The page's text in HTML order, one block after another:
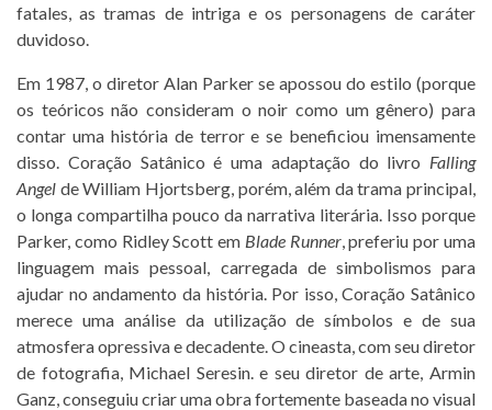
fatales, as tramas de intriga e os personagens de caráter
duvidoso.
Em 1987, o diretor Alan Parker se apossou do estilo (porque
os teóricos não consideram o noir como um gênero) para
contar uma história de terror e se beneficiou imensamente
disso. Coração Satânico é uma adaptação do livro Falling
Angel de William Hjortsberg, porém, além da trama principal,
o longa compartilha pouco da narrativa literária. Isso porque
Parker, como Ridley Scott em Blade Runner, preferiu por uma
linguagem mais pessoal, carregada de simbolismos para
ajudar no andamento da história. Por isso, Coração Satânico
merece uma análise da utilização de símbolos e de sua
atmosfera opressiva e decadente. O cineasta, com seu diretor
de fotografia, Michael Seresin. e seu diretor de arte, Armin
Ganz, conseguiu criar uma obra fortemente baseada no visual